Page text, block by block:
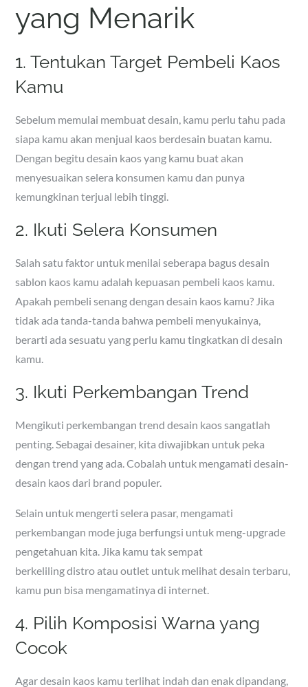
yang Menarik
1. Tentukan Target Pembeli Kaos
Kamu
Sebelum memulai membuat desain, kamu perlu tahu pada
siapa kamu akan menjual kaos berdesain buatan kamu.
Dengan begitu desain kaos yang kamu buat akan
menyesuaikan selera konsumen kamu dan punya
kemungkinan terjual lebih tinggi.
2. Ikuti Selera Konsumen
Salah satu faktor untuk menilai seberapa bagus desain
sablon kaos kamu adalah kepuasan pembeli kaos kamu.
Apakah pembeli senang dengan desain kaos kamu? Jika
tidak ada tanda-tanda bahwa pembeli menyukainya,
berarti ada sesuatu yang perlu kamu tingkatkan di desain
kamu.
3. Ikuti Perkembangan Trend
Mengikuti perkembangan trend desain kaos sangatlah
penting. Sebagai desainer, kita diwajibkan untuk peka
dengan trend yang ada. Cobalah untuk mengamati desain-
desain kaos dari brand populer.
Selain untuk mengerti selera pasar, mengamati
perkembangan mode juga berfungsi untuk meng-upgrade
pengetahuan kita. Jika kamu tak sempat
berkeliling distro atau outlet untuk melihat desain terbaru,
kamu pun bisa mengamatinya di internet.
4. Pilih Komposisi Warna yang
Cocok
Agar desain kaos kamu terlihat indah dan enak dipandang,